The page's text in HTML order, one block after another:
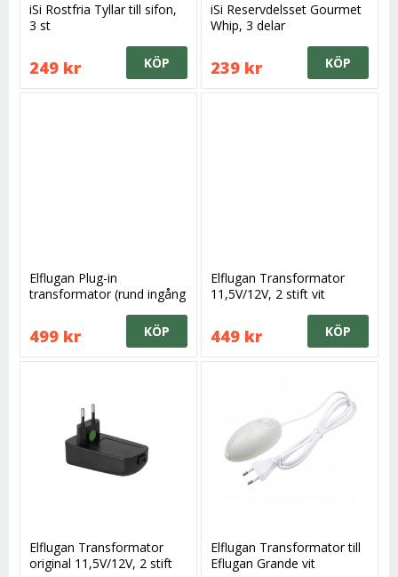
iSi Rostfria Tyllar till sifon,
3 st
249 kr KÖP
iSi Reservdelsset Gourmet
Whip, 3 delar
239 kr KÖP
Elflugan Plug-in
transformator (rund ingång
499 kr KÖP
Elflugan Transformator
11,5V/12V, 2 stift vit
449 kr KÖP
Elflugan Transformator
original 11,5V/12V, 2 stift
Elflugan Transformator till
Eflugan Grande vit